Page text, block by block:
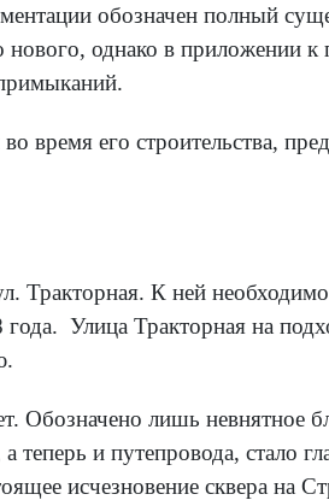
обозначен полный
однако в приложении к
время его строительства,
Тракторная. К ней необходимо
года. Улица Тракторная на
Обозначено лишь невнятное
и путепровода, стало
исчезновение сквера на